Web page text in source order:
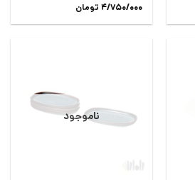
امتیاز5از4/750/000 تومان
ناموجود